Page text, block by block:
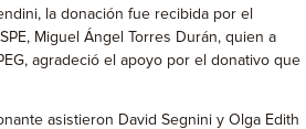
la donación fue recibida por el
Miguel Ángel Torres Durán, quien a
agradeció el apoyo por el donativo que
asistieron David Segnini y Olga Edith